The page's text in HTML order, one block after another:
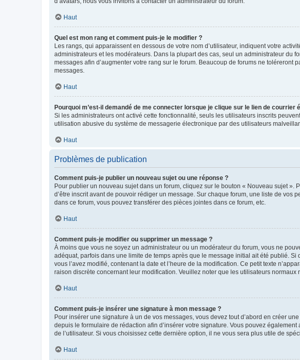
Haut
Quel est mon rang et comment puis-je le modifier ?
Les rangs, qui apparaissent en dessous de votre nom d’utilisateur, indiquent votre
administrateurs et les modérateurs. Dans la plupart des cas, seul un administrateur du
messages afin d’augmenter votre rang sur le forum. Beaucoup de forums ne
messages.
Haut
Pourquoi m’est-il demandé de me connecter lorsque je clique sur le lien de courrier
Si les administrateurs ont activé cette fonctionnalité, seuls les utilisateurs inscrits
utilisation abusive du système de messagerie électronique par des utilisateurs
Haut
Problèmes de publication
Comment puis-je publier un nouveau sujet ou une réponse ?
Pour publier un nouveau sujet dans un forum, cliquez sur le bouton « Nouveau sujet
d’être inscrit avant de pouvoir rédiger un message. Sur chaque forum, une liste de
dans ce forum, vous pouvez transférer des pièces jointes dans ce forum, etc.
Haut
Comment puis-je modifier ou supprimer un message ?
À moins que vous ne soyez un administrateur ou un modérateur du forum, vous ne
adéquat, parfois dans une limite de temps après que le message initial ait été publié.
vous l’avez modifié, contenant la date et l’heure de la modification. Ce petit texte
raison discrète concernant leur modification. Veuillez noter que les utilisateurs
Haut
Comment puis-je insérer une signature à mon message ?
Pour insérer une signature à un de vos messages, vous devez tout d’abord en créer
depuis le formulaire de rédaction afin d’insérer votre signature. Vous pouvez
de l’utilisateur. Si vous choisissez cette dernière option, il ne vous sera plus utile de
Haut